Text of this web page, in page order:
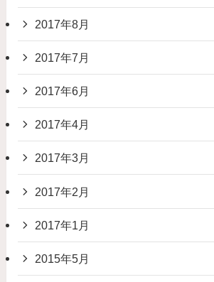
2017年8月
2017年7月
2017年6月
2017年4月
2017年3月
2017年2月
2017年1月
2015年5月